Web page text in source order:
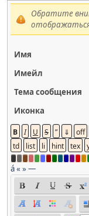
Обратите
Имя
Имейл
Тема сообщения
Иконка
á« »—